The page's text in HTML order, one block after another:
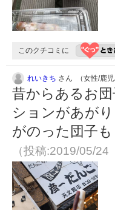
このクチコミに
れいきち さん （女性/鹿児
昔からあるお
ションがあが
がのった団子
（投稿:2019/05/